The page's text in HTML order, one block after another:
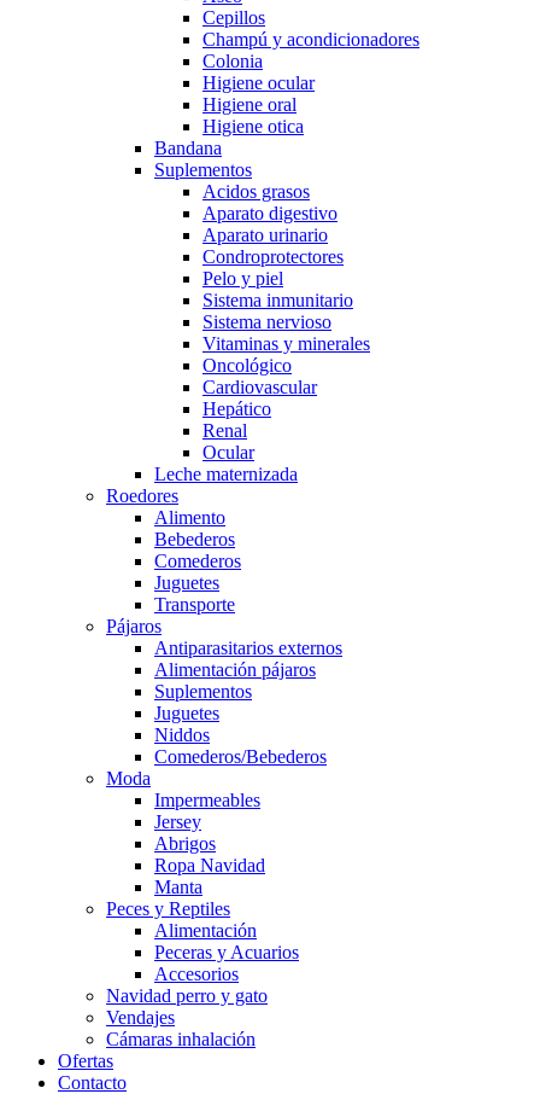
Cepillos
Champú y acondicionadores
Colonia
Higiene ocular
Higiene oral
Higiene otica
Bandana
Suplementos
Acidos grasos
Aparato digestivo
Aparato urinario
Condroprotectores
Pelo y piel
Sistema inmunitario
Sistema nervioso
Vitaminas y minerales
Oncológico
Cardiovascular
Hepático
Renal
Ocular
Leche maternizada
Roedores
Alimento
Bebederos
Comederos
Juguetes
Transporte
Pájaros
Antiparasitarios externos
Alimentación pájaros
Suplementos
Juguetes
Niddos
Comederos/Bebederos
Moda
Impermeables
Jersey
Abrigos
Ropa Navidad
Manta
Peces y Reptiles
Alimentación
Peceras y Acuarios
Accesorios
Navidad perro y gato
Vendajes
Cámaras inhalación
Ofertas
Contacto